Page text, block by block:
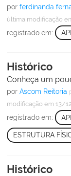
por ferdinanda
última modificação
registrado em:
Histórico
Conheça um
por Ascom Reitoria
modificação em 13/
registrado em:
ESTRUTURA
Histórico